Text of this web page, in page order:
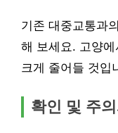
기존 대중교통과
해 보세요. 고양
크게 줄어들 것입
확인 및 주